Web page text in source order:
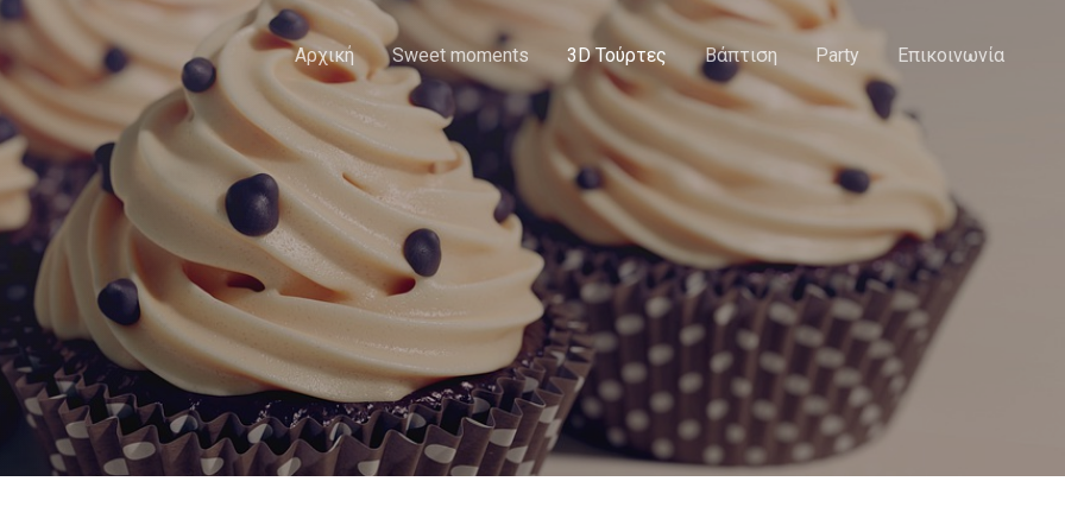
Αρχική Sweet moments 3D Τούρτες Βάπτιση Party Επικοινωνία